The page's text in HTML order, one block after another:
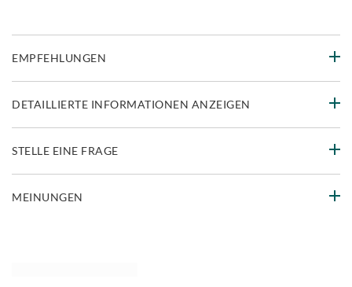
EMPFEHLUNGEN
DETAILLIERTE INFORMATIONEN ANZEIGEN
STELLE EINE FRAGE
MEINUNGEN